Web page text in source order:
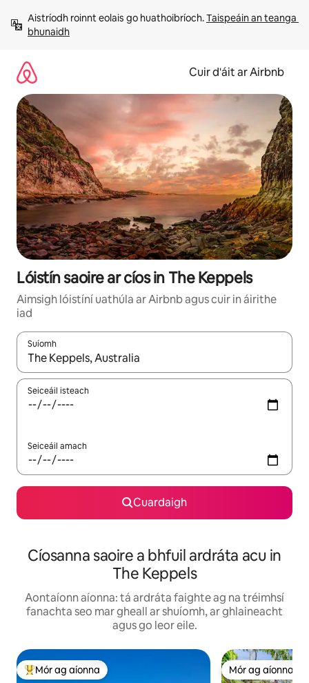
chuig
ábhar
Aistríodh roinnt eolais go huathoibríoch. Taispeáin an teanga
bhunaidh
Cuir d'áit ar Airbnb
Lóistín saoire ar cíos in The Keppels
Aimsigh lóistíní uathúla ar Airbnb agus cuir in áirithe
iad
Suíomh
Nuair a bheidh torthaí ar fáil, déan nascleanúint le
Seiceáil isteach
Seiceáil amach
Cuardaigh
Cíosanna saoire a bhfuil ardráta acu in
The Keppels
Aontaíonn aíonna: tá ardráta faighte ag na tréimhsí
fanachta seo mar gheall ar shuíomh, ar ghlaineacht
agus go leor eile.
An-mhór ag aíonna
Mór ag aíonna Mór ag aíonna
Mór ag aíonna